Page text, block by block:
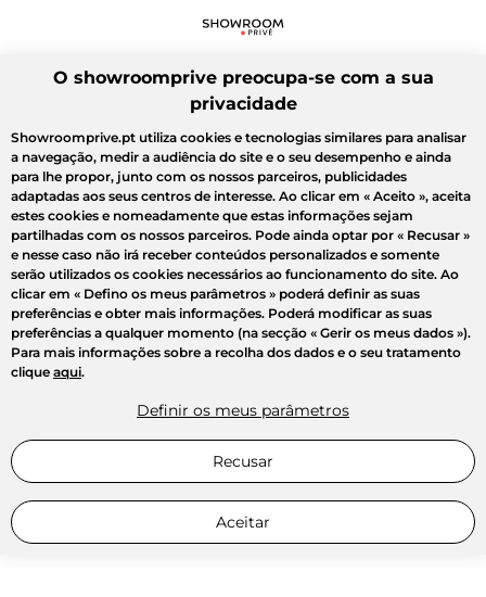
O showroomprive preocupa-se com a sua
privacidade
Showroomprive.pt utiliza cookies e tecnologias similares para analisar
a navegação, medir a audiência do site e o seu desempenho e ainda
para lhe propor, junto com os nossos parceiros, publicidades
adaptadas aos seus centros de interesse. Ao clicar em « Aceito », aceita
estes cookies e nomeadamente que estas informações sejam
partilhadas com os nossos parceiros. Pode ainda optar por « Recusar »
e nesse caso não irá receber conteúdos personalizados e somente
serão utilizados os cookies necessários ao funcionamento do site. Ao
clicar em « Defino os meus parâmetros » poderá definir as suas
preferências e obter mais informações. Poderá modificar as suas
preferências a qualquer momento (na secção « Gerir os meus dados »).
Para mais informações sobre a recolha dos dados e o seu tratamento
clique aqui.
Definir os meus parâmetros
Recusar
Aceitar